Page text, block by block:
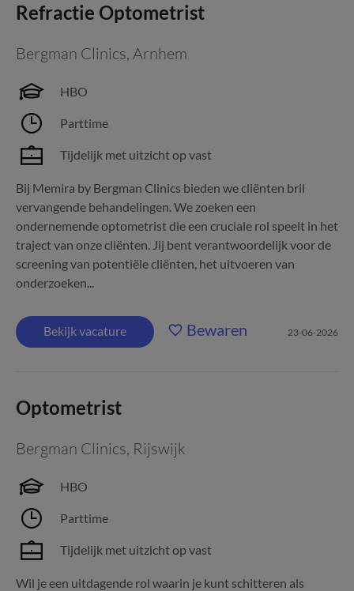
Refractie Optometrist
Bergman Clinics, Arnhem
HBO
Parttime
Tijdelijk met uitzicht op vast
Bij Memira by Bergman Clinics bieden we cliënten bril
vervangende behandelingen. We zoeken een
ondernemende optometrist die een cruciale rol speelt in het
traject van onze cliënten. Jij bent verantwoordelijk voor de
screening van potentiële cliënten, het uitvoeren van
onderzoeken...
Bekijk vacature Bewaren 23-06-2026
Optometrist
Bergman Clinics, Rijswijk
HBO
Parttime
Tijdelijk met uitzicht op vast
Wil je een uitdagende rol waarin je kunt schitteren als